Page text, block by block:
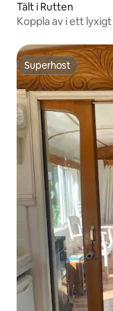
Tält i Rutten
Koppla av i ett
Superhost
Superhost